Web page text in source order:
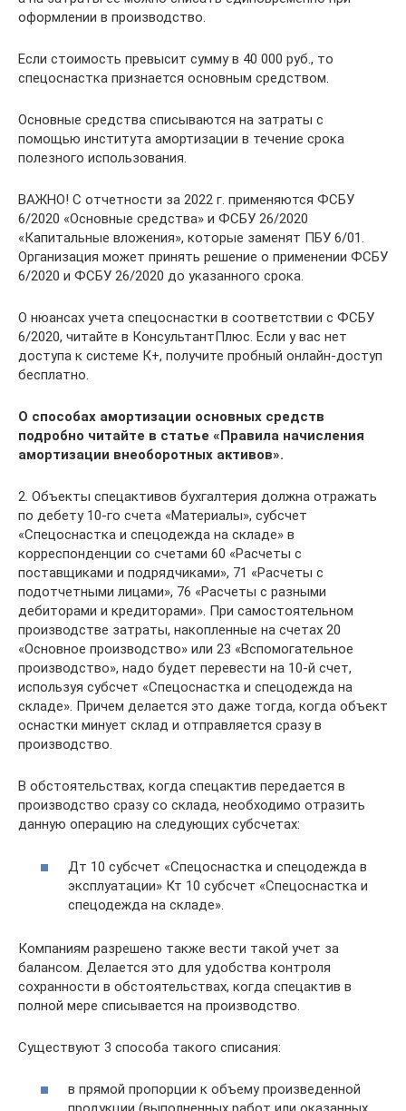
оформлении в производство.
Если стоимость превысит сумму в 40 000 руб., то
спецоснастка признается основным средством.
Основные средства списываются на затраты с
помощью института амортизации в течение срока
полезного использования.
ВАЖНО! С отчетности за 2022 г. применяются ФСБУ
6/2020 «Основные средства» и ФСБУ 26/2020
«Капитальные вложения», которые заменят ПБУ 6/01.
Организация может принять решение о применении ФСБУ
6/2020 и ФСБУ 26/2020 до указанного срока.
О нюансах учета спецоснастки в соответствии с ФСБУ
6/2020, читайте в КонсультантПлюс. Если у вас нет
доступа к системе К+, получите пробный онлайн-доступ
бесплатно.
О способах амортизации основных средств
подробно читайте в статье «Правила начисления
амортизации внеоборотных активов».
2. Объекты спецактивов бухгалтерия должна отражать
по дебету 10-го счета «Материалы», субсчет
«Спецоснастка и спецодежда на складе» в
корреспонденции со счетами 60 «Расчеты с
поставщиками и подрядчиками», 71 «Расчеты с
подотчетными лицами», 76 «Расчеты с разными
дебиторами и кредиторами». При самостоятельном
производстве затраты, накопленные на счетах 20
«Основное производство» или 23 «Вспомогательное
производство», надо будет перевести на 10-й счет,
используя субсчет «Спецоснастка и спецодежда на
складе». Причем делается это даже тогда, когда объект
оснастки минует склад и отправляется сразу в
производство.
В обстоятельствах, когда спецактив передается в
производство сразу со склада, необходимо отразить
данную операцию на следующих субсчетах:
Дт 10 субсчет «Спецоснастка и спецодежда в
эксплуатации» Кт 10 субсчет «Спецоснастка и
спецодежда на складе».
Компаниям разрешено также вести такой учет за
балансом. Делается это для удобства контроля
сохранности в обстоятельствах, когда спецактив в
полной мере списывается на производство.
Существуют 3 способа такого списания:
в прямой пропорции к объему произведенной